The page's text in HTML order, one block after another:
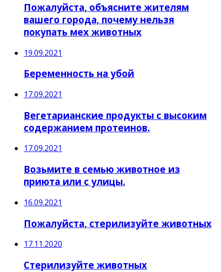
Пожалуйста, объясните жителям
вашего города, почему нельзя
покупать мех животных
19.09.2021
Беременность на убой
17.09.2021
Вегетарианские продукты с высоким
содержанием протеинов.
17.09.2021
Возьмите в семью животное из
приюта или с улицы.
16.09.2021
Пожалуйста, стерилизуйте животных
17.11.2020
Стерилизуйте животных